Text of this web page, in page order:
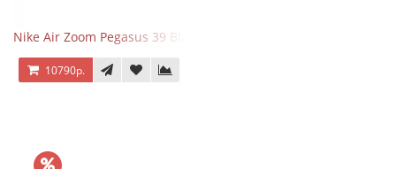
Nike Air Zoom Pegasus 39 Black White Orange
10790р.